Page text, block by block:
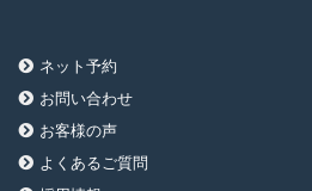
ネット予約
お問い合わせ
お客様の声
よくあるご質問